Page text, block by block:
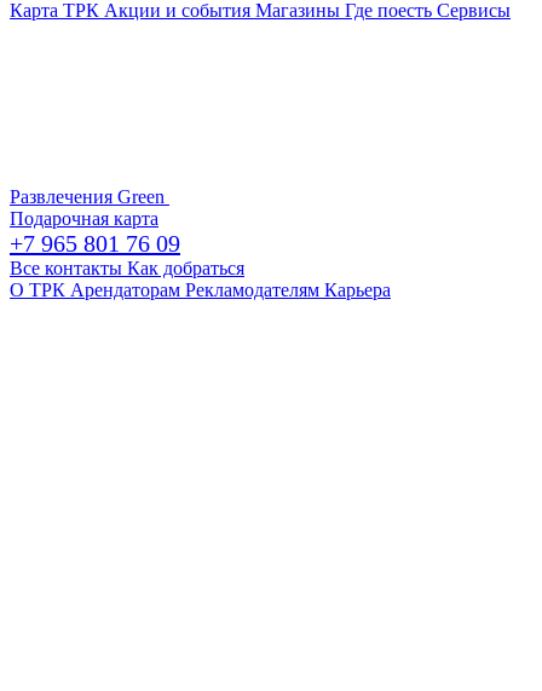
Карта ТРК Акции и события Магазины Где поесть Сервисы
Развлечения Green
Подарочная карта
+7 965 801 76 09
Все контакты Как добраться
О ТРК Арендаторам Рекламодателям Карьера